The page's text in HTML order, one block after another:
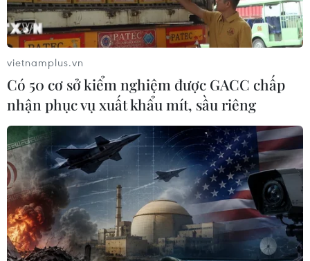
vietnamplus.vn
Có 50 cơ sở kiểm nghiệm được GACC chấp
nhận phục vụ xuất khẩu mít, sầu riêng